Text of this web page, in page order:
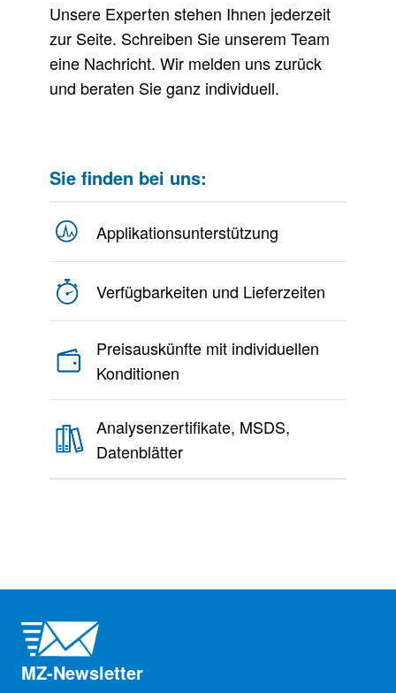
Unsere Experten stehen Ihnen jederzeit
zur Seite. Schreiben Sie unserem Team
eine Nachricht. Wir melden uns zurück
und beraten Sie ganz individuell.
Sie finden bei uns:
Applikationsunterstützung
Verfügbarkeiten und Lieferzeiten
Preisauskünfte mit individuellen
Konditionen
Analysenzertifikate, MSDS,
Datenblätter
MZ-Newsletter